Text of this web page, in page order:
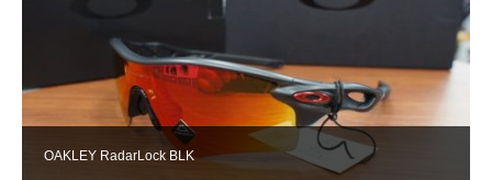
OAKLEY RadarLock BLK